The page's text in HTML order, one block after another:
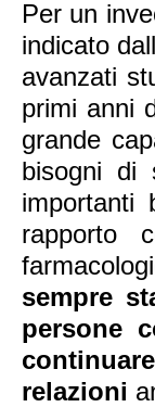
Per un
indicato
avanzati
primi anni
grande
bisogni di
importanti
rapporto
sempre
persone
relazioni